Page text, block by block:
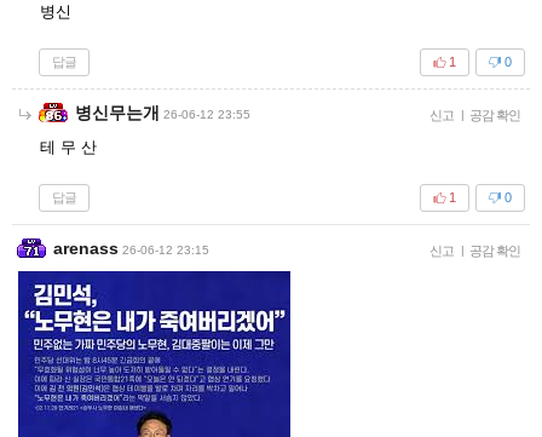
병신
답글 0
1
병신무는개 26-06-12 23:55 신고 | 공감 확인
테 무 산
답글 0
1
arenass 26-06-12 23:15 신고 | 공감 확인